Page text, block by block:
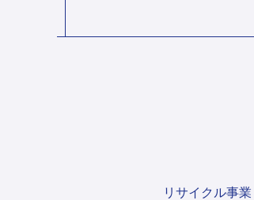
リサイクル事業